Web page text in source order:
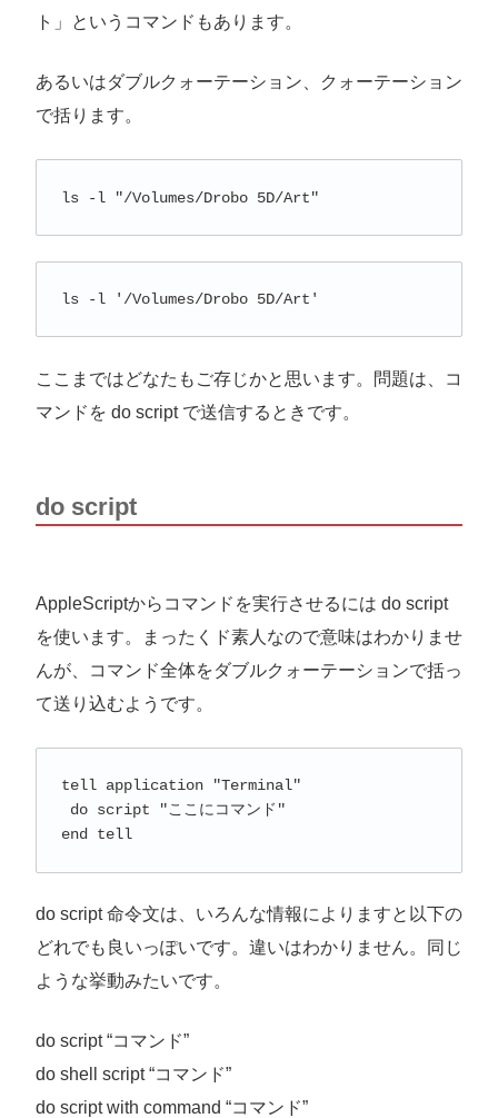
ト」というコマンドもあります。
あるいはダブルクォーテーション、クォーテーション
で括ります。
ls -l "/Volumes/Drobo 5D/Art"
ls -l '/Volumes/Drobo 5D/Art'
ここまではどなたもご存じかと思います。問題は、コ
マンドを do script で送信するときです。
do script
AppleScriptからコマンドを実行させるには do script
を使います。まったくド素人なので意味はわかりませ
んが、コマンド全体をダブルクォーテーションで括っ
て送り込むようです。
tell application "Terminal"
do script "ここにコマンド"
do script 命令文は、いろんな情報によりますと以下の
どれでも良いっぽいです。違いはわかりません。同じ
ような挙動みたいです。
do script “コマンド”
do shell script “コマンド”
do script with command “コマンド”